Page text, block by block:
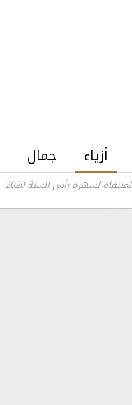
أزياء جمال
لسهرة رأس السنة 2020